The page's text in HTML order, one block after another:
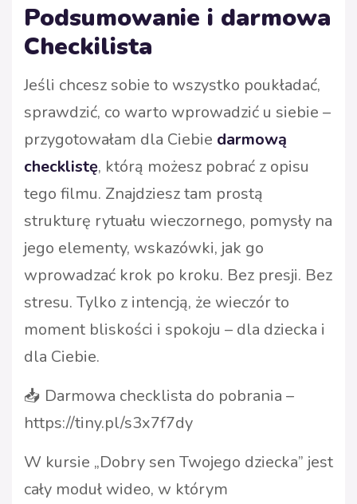
Podsumowanie i darmowa
Checkilista
Jeśli chcesz sobie to wszystko poukładać,
sprawdzić, co warto wprowadzić u siebie –
przygotowałam dla Ciebie darmową
checklistę, którą możesz pobrać z opisu
tego filmu. Znajdziesz tam prostą
strukturę rytuału wieczornego, pomysły na
jego elementy, wskazówki, jak go
wprowadzać krok po kroku. Bez presji. Bez
stresu. Tylko z intencją, że wieczór to
moment bliskości i spokoju – dla dziecka i
dla Ciebie.
📥 Darmowa checklista do pobrania –
https://tiny.pl/s3x7f7dy
W kursie „Dobry sen Twojego dziecka” jest
cały moduł wideo, w którym